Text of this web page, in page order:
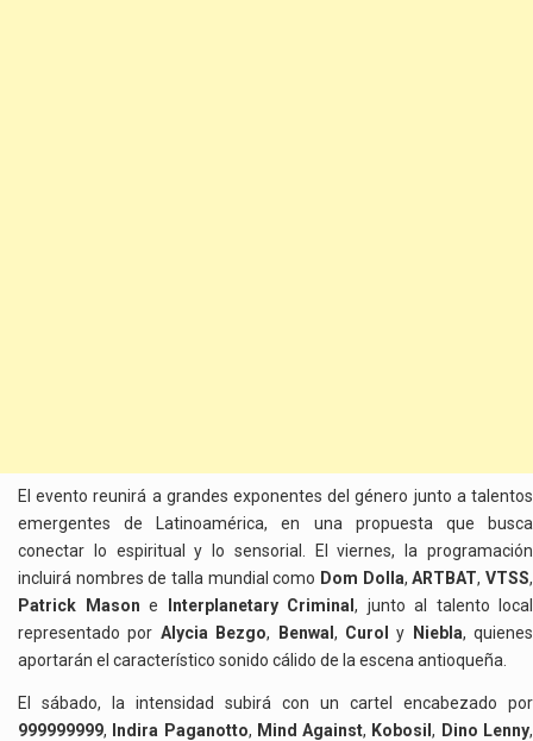
El evento reunirá a grandes exponentes del género junto a talentos
emergentes de Latinoamérica, en una propuesta que busca
conectar lo espiritual y lo sensorial. El viernes, la programación
incluirá nombres de talla mundial como Dom Dolla,ARTBAT,VTSS,
Patrick Mason e Interplanetary Criminal , junto al talento local
representado por Alycia Bezgo, Benwal , Curol y Niebla, quienes
aportarán el característico sonido cálido de la escena antioqueña.
El sábado, la intensidad subirá con un cartel encabezado por
999999999, Indira Paganotto, Mind Against, Kobosil, Dino Lenny,